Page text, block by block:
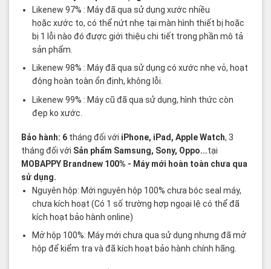
Likenew 97% : Máy đã qua sử dụng xước nhiều
hoặc xước to, có thể nứt nhẹ tại màn hình thiết bị hoặc
bị 1 lỗi nào đó được giới thiệu chi tiết trong phần mô tả
sản phẩm.
Likenew 98% : Máy đã qua sử dụng có xước nhẹ vỏ, hoạt
động hoàn toàn ổn định, không lỗi.
Likenew 99% : Máy cũ đã qua sử dụng, hình thức còn
đẹp ko xước.
Bảo hành: 6 tháng đối với iPhone, iPad, Apple Watch, 3
tháng đối với Sản phẩm Samsung, Sony, Oppo...tại
MOBAPPY Brandnew 100% - Máy mới hoàn toàn chưa qua
sử dụng.
Nguyên hộp: Mới nguyên hộp 100% chưa bóc seal máy,
chưa kích hoạt (Có 1 số trường hợp ngoại lệ có thể đã
kích hoạt bảo hành online)
Mở hộp 100%: Máy mới chưa qua sử dụng nhưng đã mở
hộp để kiểm tra và đã kích hoạt bảo hành chính hãng.